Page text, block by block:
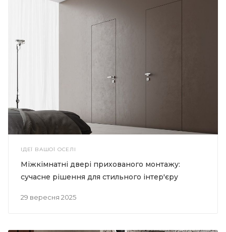
ІДЕЇ ВАШОЇ ОСЕЛІ
29 вересня 2025
Міжкімнатні двері прихованого монтажу:
сучасне рішення для стильного інтер'єру